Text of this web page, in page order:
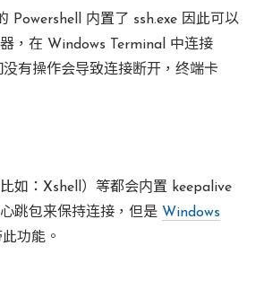
Powershell 内置了 ssh.exe 因此可以
，在 Windows Terminal 中连接
有操作会导致连接断开，终端卡
如：Xshell）等都会内置 keepalive
跳包来保持连接，但是 Windows
功能。